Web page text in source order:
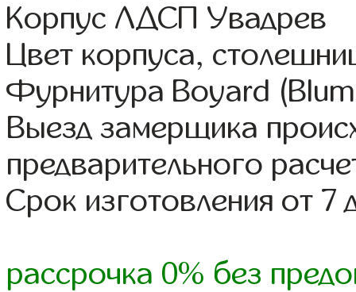
Корпус ЛДСП Увадрев
Цвет корпуса,
Фурнитура Boyard
Выезд замерщика
предварительного
Срок изготовления от 7
рассрочка 0% без